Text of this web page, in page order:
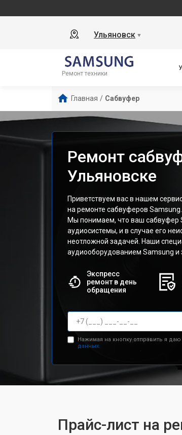
Ульяновск ▼
Ремонт техники
Главная / Сабвуфер
Ремонт
Ульяновске
Приветствуем вас в нашем
на ремонте сабвуферов Samsung.
Мы понимаем, что ваш сабвуфер
аудиосистемы, и в случае его
неотложной задачей. Наши
аудиооборудованием Samsung и
Экспресс
ремонт в день
обращения
Нажимая на кнопку отправить я
данных.
Прайс-лист на